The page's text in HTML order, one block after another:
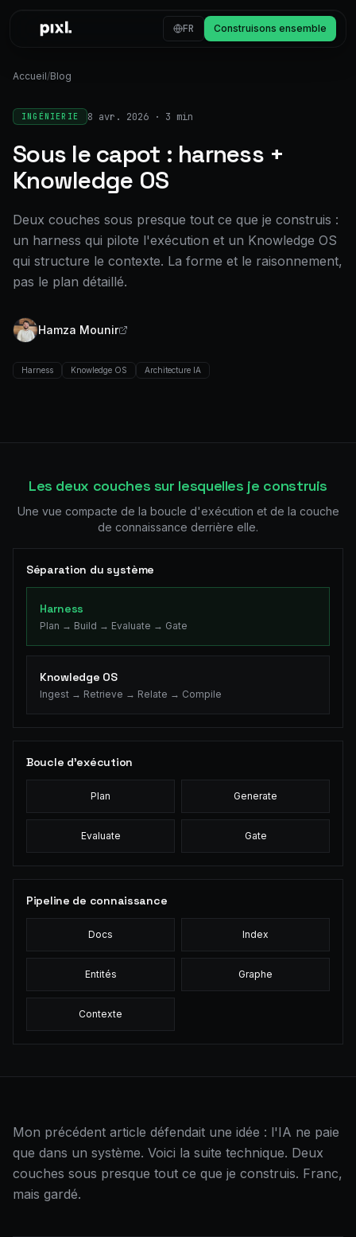
FR Construisons ensemble
Accueil/Blog
INGÉNIERIE 8 avr. 2026 · 3 min
Sous le capot : harness +
Knowledge OS
Deux couches sous presque tout ce que je construis :
un harness qui pilote l'exécution et un Knowledge OS
qui structure le contexte. La forme et le raisonnement,
pas le plan détaillé.
Hamza Mounir
Harness Knowledge OS Architecture IA
Les deux couches sur lesquelles je construis
Une vue compacte de la boucle d'exécution et de la couche
de connaissance derrière elle.
Séparation du système
Harness
Plan → Build → Evaluate → Gate
Knowledge OS
Ingest → Retrieve → Relate → Compile
Boucle d'exécution
Plan Generate
Evaluate Gate
Pipeline de connaissance
Docs Index
Entités Graphe
Contexte
Mon précédent article défendait une idée : l'IA ne paie
que dans un système. Voici la suite technique. Deux
couches sous presque tout ce que je construis. Franc,
mais gardé.